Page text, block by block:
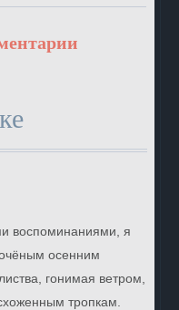
воспоминаниями, я
осенним
гонимая ветром,
тропкам.